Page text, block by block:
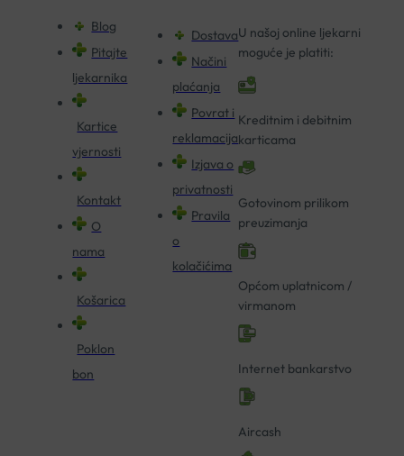
Blog
Pitajte
ljekarnika
Kartice
vjernosti
Kontakt
O
nama
Košarica
Poklon
bon
Dostava
Načini
plaćanja
Povrat i
reklamacija
Izjava o
privatnosti
Pravila
o
kolačićima
U našoj online ljekarni
moguće je platiti:
Kreditnim i debitnim
karticama
Gotovinom prilikom
preuzimanja
Općom uplatnicom /
virmanom
Internet bankarstvo
Aircash